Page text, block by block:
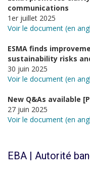
communications
1er juillet 2025
Voir le document (en
ESMA finds
sustainability risks
30 juin 2025
Voir le document (en
New Q&As available
27 juin 2025
Voir le document (en
EBA | Autorité